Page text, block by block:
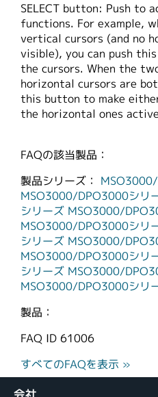
SELECT button: Push to
functions. For example,
vertical cursors (and no
visible), you can push
the cursors. When the
horizontal cursors are
this button to make
the horizontal ones
FAQの該当製品：
製品シリーズ：
MSO3000/DPO3000シリ
シリーズ MSO3000/
MSO3000/DPO3000シリ
シリーズ MSO3000/
MSO3000/DPO3000シリ
シリーズ MSO3000/
MSO3000/DPO3000シリ
製品：
FAQ ID 61006
すべてのFAQを表示 »